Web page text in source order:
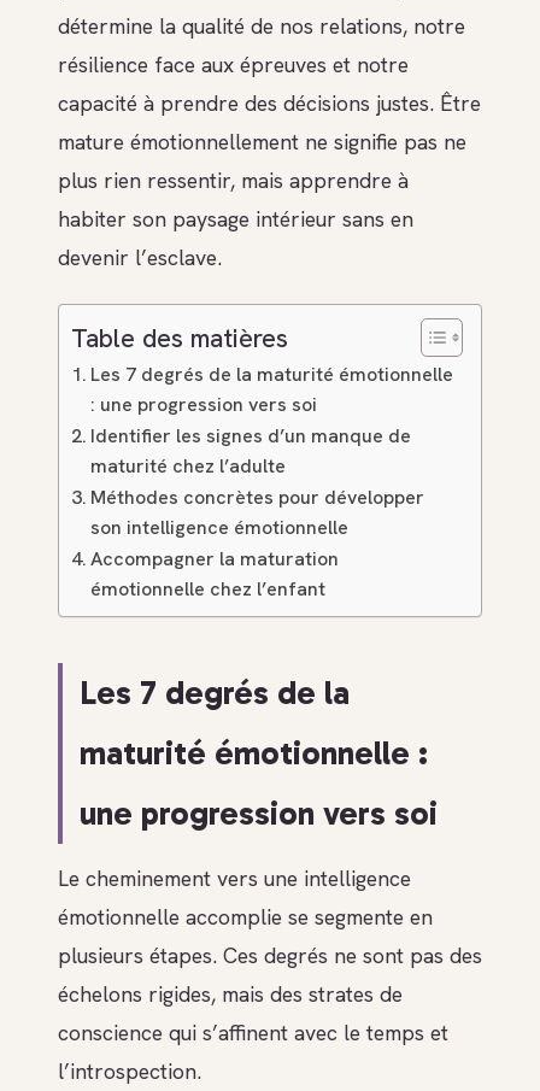
détermine la qualité de nos relations, notre
résilience face aux épreuves et notre
capacité à prendre des décisions justes. Être
mature émotionnellement ne signifie pas ne
plus rien ressentir, mais apprendre à
habiter son paysage intérieur sans en
devenir l’esclave.
Table des matières
Les 7 degrés de la maturité émotionnelle
: une progression vers soi
Identifier les signes d’un manque de
maturité chez l’adulte
Méthodes concrètes pour développer
son intelligence émotionnelle
Accompagner la maturation
émotionnelle chez l’enfant
Les 7 degrés de la
maturité émotionnelle :
une progression vers soi
Le cheminement vers une intelligence
émotionnelle accomplie se segmente en
plusieurs étapes. Ces degrés ne sont pas des
échelons rigides, mais des strates de
conscience qui s’affinent avec le temps et
l’introspection.